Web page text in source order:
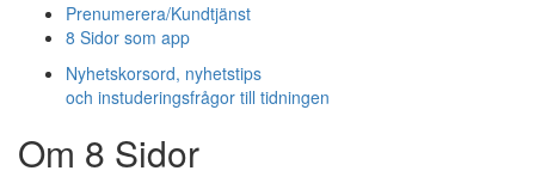
Prenumerera/Kundtjänst
8 Sidor som app
Nyhetskorsord, nyhetstips
och instuderingsfrågor till tidningen
Om 8 Sidor